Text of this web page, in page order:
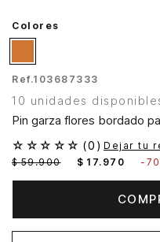
Colores
Ref.103687333
10 unidades
Pin garza flores bordado
☆ ☆ ☆ ☆ ☆ (0 ) Dejar tu
$ 59.900 $ 17. 970 -